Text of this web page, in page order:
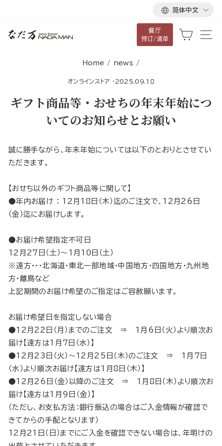
语
言
简体中文
餐厅
预订/清单
大车
Home / news /
オンラインストア · 2025.09.18
ギフト商品等・おせちの年末年始につ
いてのお知らせとお願い
誠に勝手ながら、年末年始については以下のとおりとさせてい
ただきます。
【おせち以外のギフト商品等に関して】
●年内お届け ： 12月18日（木）迄のご注文で、12月26日
（金）迄にお届けします。
●お届け希望指定不可日
12月27日（土）～1月10日（土）
※遠方・・・北海道・東北一部地域・中国地方・四国地方・九州地
方・離島など
上記期間のお届け希望のご指定はご容赦願います。
お届け希望日を指定しない場合
●12月22日（月）までのご注文 ⇒ 1月6日（火）より順次お
届け【遠方は1月7日（水）】
●12月23日（火）～12月25日（木）のご注文 ⇒ 1月7日
（水）より順次お届け【遠方は1月8日（木）】
●12月26日（金）以降のご注文 ⇒ 1月8日（木）より順次お
届け【遠方は1月9日（金）】
（ただし、お支払方法：銀行振込の場合はご入金情報が確認で
きてからの手配となります）
12月21日（日）までにご入金を確認できない場合は、年明けの